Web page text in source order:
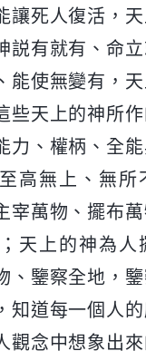
讓死人復活，
説有就有、命
能使無變有，
些天上的神所作
力、權柄、全能
高無上、無所
宰萬物、擺布
天上的神為人
、鑒察全地，
知道每一個人
觀念中想象出